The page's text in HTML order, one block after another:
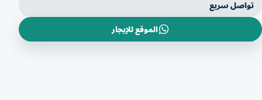
تواصل سريع
الموقع للإيجار